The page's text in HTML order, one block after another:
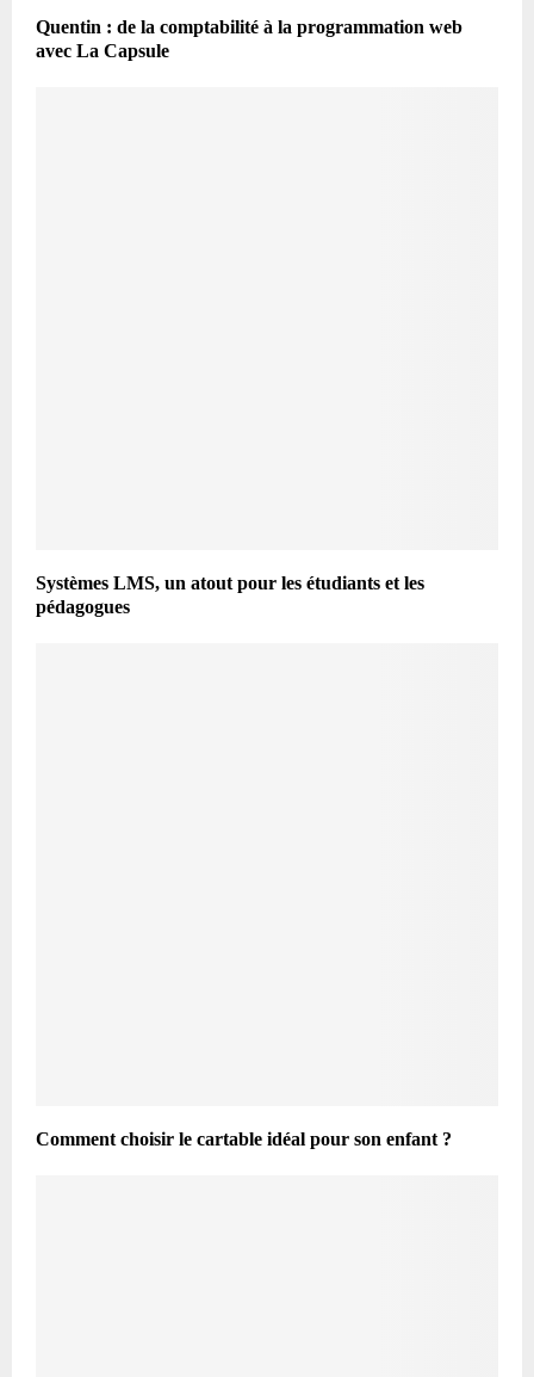
Quentin : de la comptabilité à la programmation web
avec La Capsule
Systèmes LMS, un atout pour les étudiants et les
pédagogues
Comment choisir le cartable idéal pour son enfant ?